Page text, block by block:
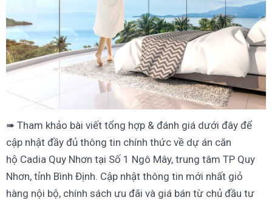
➠ Tham khảo bài viết tổng hợp & đánh giá dưới đây để
cập nhật đầy đủ thông tin chính thức về dự án căn
hộ Cadia Quy Nhơn tại Số 1 Ngô Mây, trung tâm TP Quy
Nhơn, tỉnh Bình Định. Cập nhật thông tin mới nhất giỏ
hàng nội bộ, chính sách ưu đãi và giá bán từ chủ đầu tư